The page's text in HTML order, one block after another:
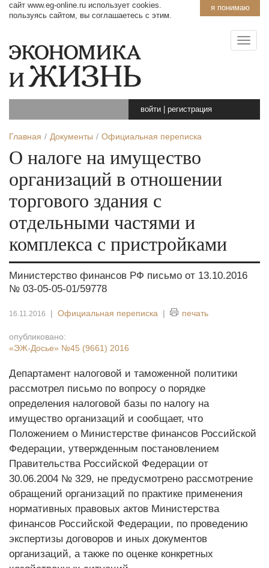
я понимаю
сайт www.eg-online.ru использует cookies.
пользуясь сайтом, вы соглашаетесь с этим.
войти регистрация
Главная Документы Официальная переписка
О налоге на имущество
организаций в отношении
торгового здания с
отдельными частями и
комплекса с пристройками
Министерство финансов РФ письмо от 13.10.2016
№ 03-05-05-01/59778
16.11.2016 | Официальная переписка | печать
опубликовано:
«ЭЖ-Досье» №45 (9661) 2016
Департамент налоговой и таможенной политики
рассмотрел письмо по вопросу о порядке
определения налоговой базы по налогу на
имущество организаций и сообщает, что
Положением о Министерстве финансов Российской
Федерации, утвержденным постановлением
Правительства Российской Федерации от
30.06.2004 № 329, не предусмотрено рассмотрение
обращений организаций по практике применения
нормативных правовых актов Министерства
финансов Российской Федерации, по проведению
экспертизы договоров и иных документов
организаций, а также по оценке конкретных